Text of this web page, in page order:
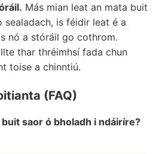
Más mian leat an mata buit
sealadach, is féidir leat é a
nó a stóráil go cothrom.
thar thréimhsí fada chun
toise a chinntiú.
(FAQ)
saor ó bholadh i ndáiríre?